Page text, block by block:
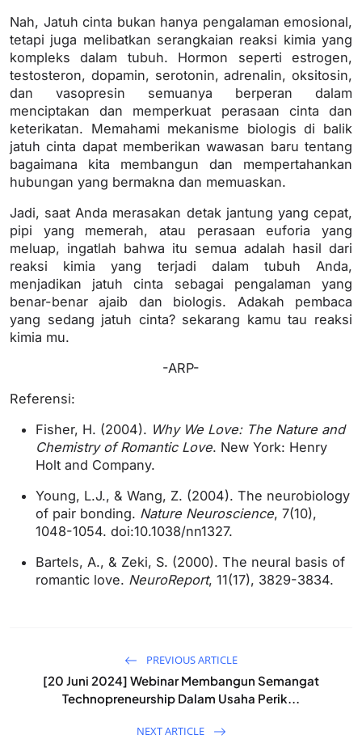
Nah, Jatuh cinta bukan hanya pengalaman emosional,
tetapi juga melibatkan serangkaian reaksi kimia yang
kompleks dalam tubuh. Hormon seperti estrogen,
testosteron, dopamin, serotonin, adrenalin, oksitosin,
dan vasopresin semuanya berperan dalam
menciptakan dan memperkuat perasaan cinta dan
keterikatan. Memahami mekanisme biologis di balik
jatuh cinta dapat memberikan wawasan baru tentang
bagaimana kita membangun dan mempertahankan
hubungan yang bermakna dan memuaskan.
Jadi, saat Anda merasakan detak jantung yang cepat,
pipi yang memerah, atau perasaan euforia yang
meluap, ingatlah bahwa itu semua adalah hasil dari
reaksi kimia yang terjadi dalam tubuh Anda,
menjadikan jatuh cinta sebagai pengalaman yang
benar-benar ajaib dan biologis. Adakah pembaca
yang sedang jatuh cinta? sekarang kamu tau reaksi
kimia mu.
-ARP-
Referensi:
Fisher, H. (2004). Why We Love: The Nature and
Chemistry of Romantic Love. New York: Henry
Holt and Company.
Young, L.J., & Wang, Z. (2004). The neurobiology
of pair bonding. Nature Neuroscience, 7(10),
1048-1054. doi:10.1038/nn1327.
Bartels, A., & Zeki, S. (2000). The neural basis of
romantic love. NeuroReport, 11(17), 3829-3834.
PREVIOUS ARTICLE
[20 Juni 2024] Webinar Membangun Semangat
Technopreneurship Dalam Usaha Perik...
NEXT ARTICLE